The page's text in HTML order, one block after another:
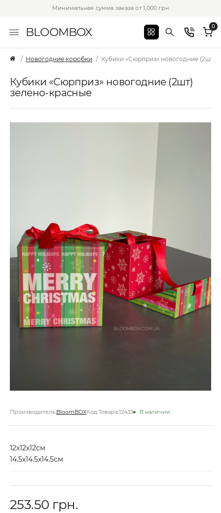
Минимальная сумма заказа от 1,000 грн
BLOOMBOX 0
Новогодние коробки Кубики «Сюрприз» новогодние (2шт)
Кубики «Сюрприз» новогодние (2шт)
зелено-красные
Производитель:BloomBOXКод Товара:12433 В наличии
12х12х12см
14.5х14.5х14.5см
253.50 грн.